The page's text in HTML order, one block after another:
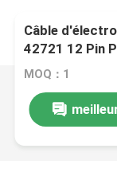
Câble
42721 12 Pin
MOQ：1